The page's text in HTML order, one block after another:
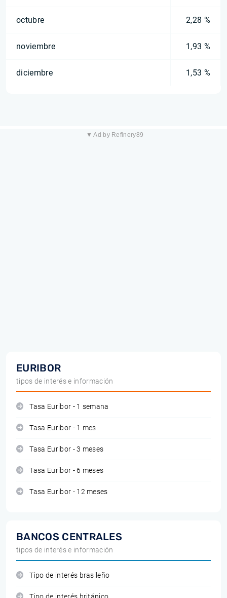
octubre 2,28 %
noviembre 1,93 %
diciembre 1,53 %
▼ Ad by Refinery89
EURIBOR
tipos de interés e información
Tasa Euribor - 1 semana
Tasa Euribor - 1 mes
Tasa Euribor - 3 meses
Tasa Euribor - 6 meses
Tasa Euribor - 12 meses
BANCOS CENTRALES
tipos de interés e información
Tipo de interés brasileño